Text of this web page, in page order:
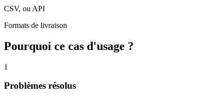
CSV, ou API
Formats de livraison
Pourquoi ce cas d'usage ?
1
Problèmes résolus